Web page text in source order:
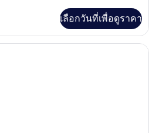
เลือกวันที่เพื่อดูราคา
เครื่องนอนระดับพรีเมียม, ผ้านวมขนเ